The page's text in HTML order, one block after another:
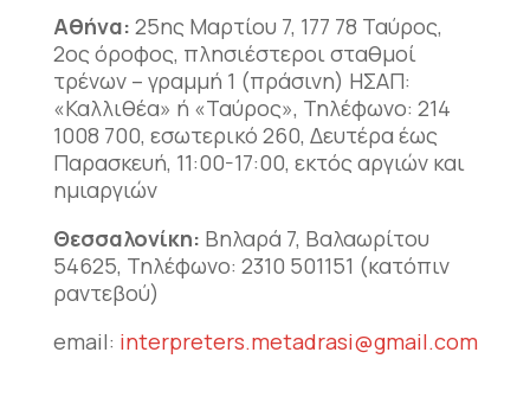
Αθήνα: 25ης Μαρτίου 7, 177 78 Ταύρος,
2ος όροφος, πλησιέστεροι σταθμοί
τρένων – γραμμή 1 (πράσινη) ΗΣΑΠ:
«Καλλιθέα» ή «Ταύρος», Τηλέφωνο: 214
1008 700, εσωτερικό 260, Δευτέρα έως
Παρασκευή, 11:00-17:00, εκτός αργιών και
ημιαργιών
Θεσσαλονίκη: Βηλαρά 7, Βαλαωρίτου
54625, Τηλέφωνο: 2310 501151 (κατόπιν
ραντεβού)
email: interpreters.metadrasi@gmail.com